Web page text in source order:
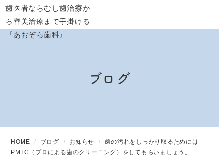
ブログ
HOME ブログ お知らせ
歯の汚れをしっかり取るためには
PMTC（プロによる歯のクリーニング）をしてもらいましょう。